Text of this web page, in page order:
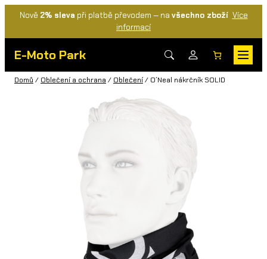
Nově 2% sleva při platbě převodem — na všechno zboží Více
informací
E-Moto Park
Domů / Oblečení a ochrana / Oblečení/ O´Neal nákrčník SOLID